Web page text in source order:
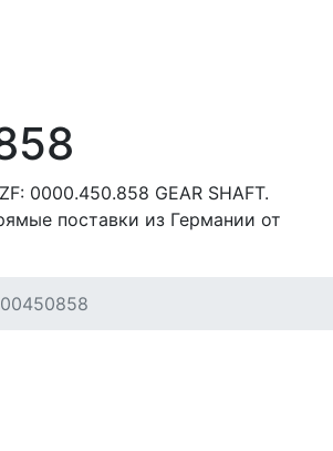
0000.450.858 GEAR SHAFT.
поставки из Германии от